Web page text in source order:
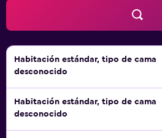
Habitación estándar, tipo de cama
desconocido
Habitación estándar, tipo de cama
desconocido